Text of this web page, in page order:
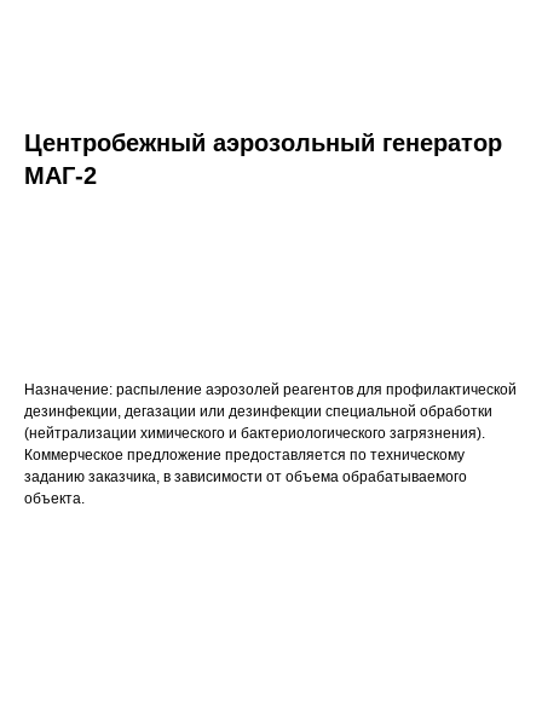
Центробежный аэрозольный генератор
МАГ-2
Назначение: распыление аэрозолей реагентов для профилактической
дезинфекции, дегазации или дезинфекции специальной обработки
(нейтрализации химического и бактериологического загрязнения).
Коммерческое предложение предоставляется по техническому
заданию заказчика, в зависимости от объема обрабатываемого
объекта.